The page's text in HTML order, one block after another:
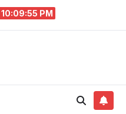
10:09:56 PM